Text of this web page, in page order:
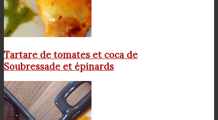
Tartare de tomates et coca de
Soubressade et épinards